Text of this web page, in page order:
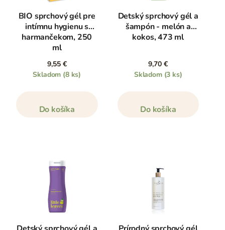
BIO sprchový gél pre
intímnu hygienu s
harmančekom, 250
ml
9,55 €
Skladom (8 ks)
Do košíka
Detský sprchový gél a
šampón - melón a
kokos, 473 ml
9,70 €
Skladom (3 ks)
Do košíka